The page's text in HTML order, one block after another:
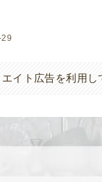
イト広告を利用し